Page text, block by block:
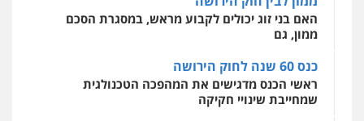
פלילי פשיעה חמורה
0527448141
מאיה בלום, עו"ס, טיפול ושיקום
טיפול בהתמכרויות שירותים מקצועיים
לעורכי דין
עו"ד ד"ר אבי שקד
עבירות כלכליות
ראשי הכנס מדגישים את המהפכה הטכנולגית
שמחייבת שינויי חקיקה
עצור בתיק ניסיון רצח קיבל חבילה מעו"ד ונעצר
בחשד לסחר בסמים